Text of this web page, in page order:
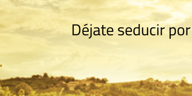
Déjate seducir